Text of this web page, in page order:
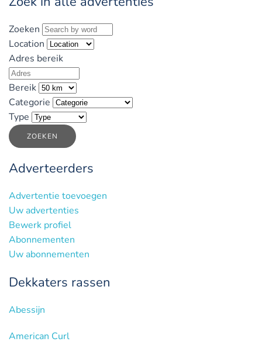
Zoeken
Location
Adres bereik
Bereik
Categorie
Type
ZOEKEN
Adverteerders
Advertentie toevoegen
Uw advertenties
Bewerk profiel
Abonnementen
Uw abonnementen
Dekkaters rassen
Abessijn
American Curl